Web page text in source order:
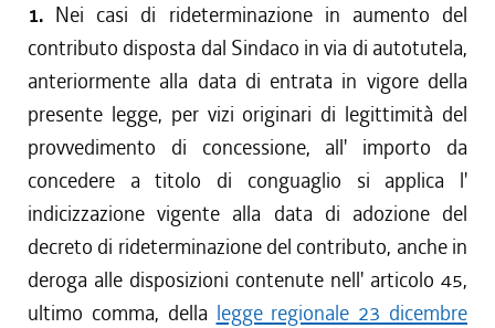
1. Nei casi di rideterminazione in aumento del
contributo disposta dal Sindaco in via di autotutela,
anteriormente alla data di entrata in vigore della
presente legge, per vizi originari di legittimità del
provvedimento di concessione, all' importo da
concedere a titolo di conguaglio si applica l'
indicizzazione vigente alla data di adozione del
decreto di rideterminazione del contributo, anche in
deroga alle disposizioni contenute nell' articolo 45,
ultimo comma, della legge regionale 23 dicembre